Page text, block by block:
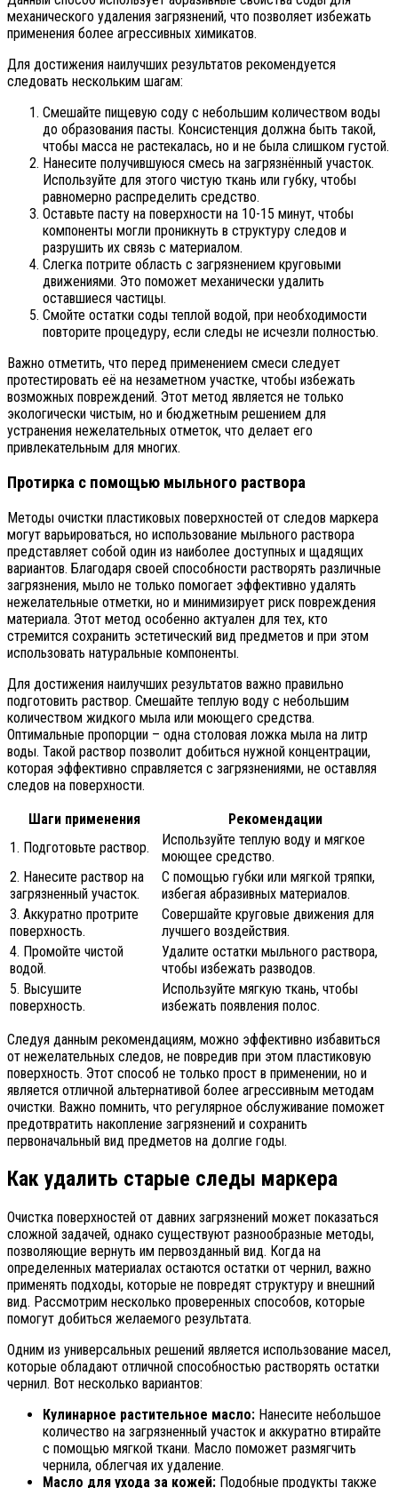
механического удаления загрязнений, что позволяет избежать
применения более агрессивных химикатов.
Для достижения наилучших результатов рекомендуется
следовать нескольким шагам:
Смешайте пищевую соду с небольшим количеством воды
до образования пасты. Консистенция должна быть такой,
чтобы масса не растекалась, но и не была слишком густой.
Нанесите получившуюся смесь на загрязнённый участок.
Используйте для этого чистую ткань или губку, чтобы
равномерно распределить средство.
Оставьте пасту на поверхности на 10-15 минут, чтобы
компоненты могли проникнуть в структуру следов и
разрушить их связь с материалом.
Слегка потрите область с загрязнением круговыми
движениями. Это поможет механически удалить
оставшиеся частицы.
Смойте остатки соды теплой водой, при необходимости
повторите процедуру, если следы не исчезли полностью.
Важно отметить, что перед применением смеси следует
протестировать её на незаметном участке, чтобы избежать
возможных повреждений. Этот метод является не только
экологически чистым, но и бюджетным решением для
устранения нежелательных отметок, что делает его
привлекательным для многих.
Протирка с помощью мыльного раствора
Методы очистки пластиковых поверхностей от следов маркера
могут варьироваться, но использование мыльного раствора
представляет собой один из наиболее доступных и щадящих
вариантов. Благодаря своей способности растворять различные
загрязнения, мыло не только помогает эффективно удалять
нежелательные отметки, но и минимизирует риск повреждения
материала. Этот метод особенно актуален для тех, кто
стремится сохранить эстетический вид предметов и при этом
использовать натуральные компоненты.
Для достижения наилучших результатов важно правильно
подготовить раствор. Смешайте теплую воду с небольшим
количеством жидкого мыла или моющего средства.
Оптимальные пропорции – одна столовая ложка мыла на литр
воды. Такой раствор позволит добиться нужной концентрации,
которая эффективно справляется с загрязнениями, не оставляя
следов на поверхности.
Шаги применения
Рекомендации
1. Подготовьте раствор.
Используйте теплую воду и мягкое
моющее средство.
2. Нанесите раствор на
загрязненный участок.
С помощью губки или мягкой тряпки,
избегая абразивных материалов.
3. Аккуратно протрите
поверхность.
Совершайте круговые движения для
лучшего воздействия.
4. Промойте чистой
водой.
Удалите остатки мыльного раствора,
чтобы избежать разводов.
5. Высушите
поверхность.
Используйте мягкую ткань, чтобы
избежать появления полос.
Следуя данным рекомендациям, можно эффективно избавиться
от нежелательных следов, не повредив при этом пластиковую
поверхность. Этот способ не только прост в применении, но и
является отличной альтернативой более агрессивным методам
очистки. Важно помнить, что регулярное обслуживание поможет
предотвратить накопление загрязнений и сохранить
первоначальный вид предметов на долгие годы.
Как удалить старые следы маркера
Очистка поверхностей от давних загрязнений может показаться
сложной задачей, однако существуют разнообразные методы,
позволяющие вернуть им первозданный вид. Когда на
определенных материалах остаются остатки от чернил, важно
применять подходы, которые не повредят структуру и внешний
вид. Рассмотрим несколько проверенных способов, которые
помогут добиться желаемого результата.
Одним из универсальных решений является использование масел,
которые обладают отличной способностью растворять остатки
чернил. Вот несколько вариантов:
Кулинарное растительное масло: Нанесите небольшое
количество на загрязненный участок и аккуратно втирайте
с помощью мягкой ткани. Масло поможет размягчить
чернила, облегчая их удаление.
Масло для ухода за кожей: Подобные продукты также